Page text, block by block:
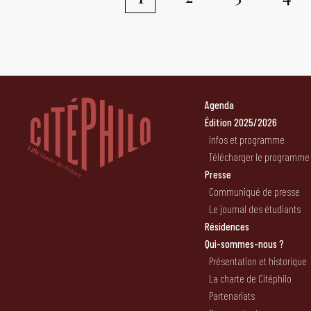
publications
Agenda
Édition 2025/2026
Infos et programme
Télécharger le programme
Presse
Communiqué de presse
Le journal des étudiants
Résidences
Qui-sommes-nous ?
Présentation et historique
La charte de Citéphilo
Partenariats